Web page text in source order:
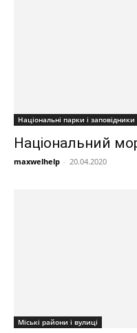
Національні парки і заповідники
Національний
maxwelhelp - 20.04.2020
Міські райони і вулиці